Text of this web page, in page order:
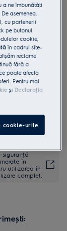
despre produs
mai mult
mai mult spațiu
a-ți organiza
siguranţă
în
utilizarea în
complet.
a ne îmbunătăţi
asemenea,
cu partenerii
pe butonul
cookie,
în cadrul site-
reclame
fără a
poate afecta
Pentru mai
și Declaraţia
cookie-urile